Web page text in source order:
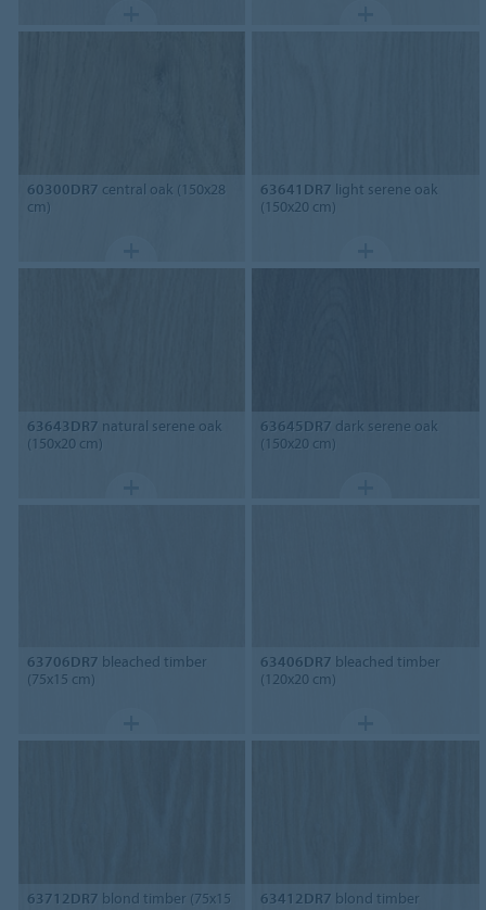
60300DR7 central oak (150x28
cm)
63641DR7 light serene oak
(150x20 cm)
63643DR7 natural serene oak
(150x20 cm)
63645DR7 dark serene oak
(150x20 cm)
63706DR7 bleached timber
(75x15 cm)
63406DR7 bleached timber
(120x20 cm)
63712DR7 blond timber (75x15
63412DR7 blond timber